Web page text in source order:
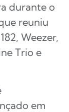
durante o
reuniu
Weezer,
Trio e
em